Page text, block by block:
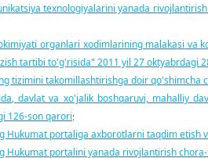
texnologiyalarini yanada
organlari xodimlarining malakasi
tartibi to'g'risida" 2011 yil 27 oktyabrdagi
tizimini takomillashtirishga doir
davlat va xo'jalik boshqaruvi, mahalliy
126-son qarori;
portaliga axborotlarni taqdim
portalini yanada rivojlantirish